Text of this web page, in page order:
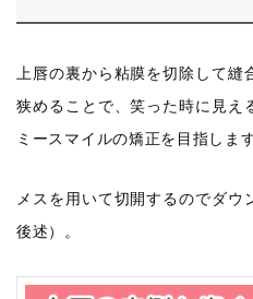
上唇の裏から粘膜を切除して
狭めることで、笑った時に見え
ミースマイルの矯正を目指します
メスを用いて切開するのでダウ
後述）。